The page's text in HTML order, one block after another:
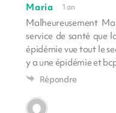
Maria 1 an
Malheureusement
service de santé que
épidémie vue tout le
y a une épidémie et
Répondre